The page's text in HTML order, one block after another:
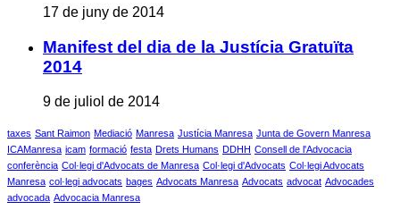
17 de juny de 2014
Manifest del dia de la Justícia Gratuïta
2014
9 de juliol de 2014
taxes Sant Raimon Mediació Manresa Justícia Manresa Junta de Govern Manresa
ICAManresa icam formació festa Drets Humans DDHH Consell de l'Advocacia
conferència Col·legi d'Advocats de Manresa Col·legi d'Advocats Col·legi Advocats
Manresa col·legi advocats bages Advocats Manresa Advocats advocat Advocades
advocada Advocacia Manresa